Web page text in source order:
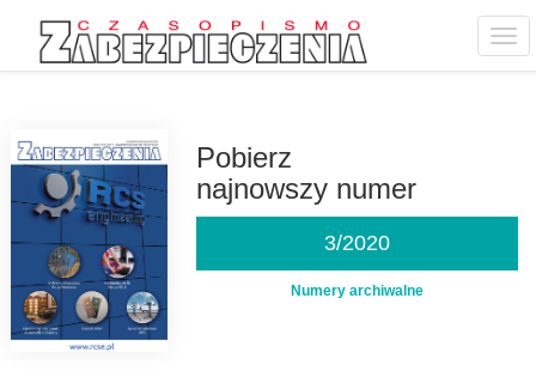
Pobierz
najnowszy numer
3/2020
Numery archiwalne